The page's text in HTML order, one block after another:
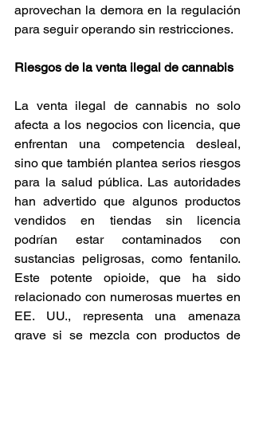
aprovechan la demora en la regulación
para seguir operando sin restricciones.
Riesgos de la venta ilegal de cannabis
La venta ilegal de cannabis no solo
afecta a los negocios con licencia, que
enfrentan una competencia desleal,
sino que también plantea serios riesgos
para la salud pública. Las autoridades
han advertido que algunos productos
vendidos en tiendas sin licencia
podrían estar contaminados con
sustancias peligrosas, como fentanilo.
Este potente opioide, que ha sido
relacionado con numerosas muertes en
EE. UU., representa una amenaza
grave si se mezcla con productos de